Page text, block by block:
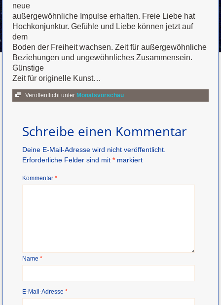
neue
außergewöhnliche Impulse erhalten. Freie Liebe hat
Hochkonjunktur. Gefühle und Liebe können jetzt auf
dem
Boden der Freiheit wachsen. Zeit für außergewöhnliche
Beziehungen und ungewöhnliches Zusammensein.
Günstige
Zeit für originelle Kunst…
Veröffentlicht unter Monatsvorschau
Schreibe einen Kommentar
Deine E-Mail-Adresse wird nicht veröffentlicht.
Erforderliche Felder sind mit*markiert
Kommentar*
Name*
E-Mail-Adresse*